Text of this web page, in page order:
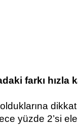
farkı hızla
yüzde 2’si